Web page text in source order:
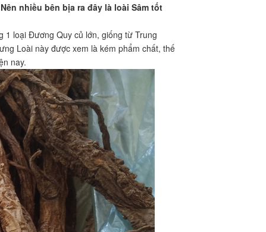
nhiều bên bịa ra đây là loài Sâm tốt
loại Đương Quy củ lớn, giống từ Trung
Loài này được xem là kém phẩm chất, thế
nay.